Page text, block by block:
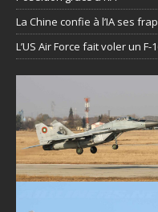
La Chine confie à l’IA ses
L’US Air Force fait voler un